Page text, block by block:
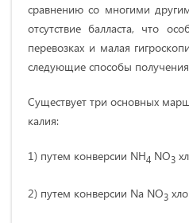
сравнению со многими
отсутствие балласта, что
перевозках и малая
следующие способы
Существует три основных
калия:
1) путем конверсии NH4 NO3
2) путем конверсии Na NO3